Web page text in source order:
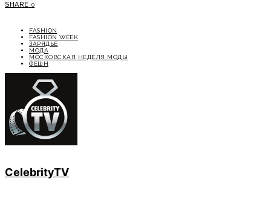
SHARE 0
FASHION
FASHION WEEK
ЗАРЯДЬЕ
МОДА
МОСКОВСКАЯ НЕДЕЛЯ МОДЫ
ФЕШН
CelebrityTV